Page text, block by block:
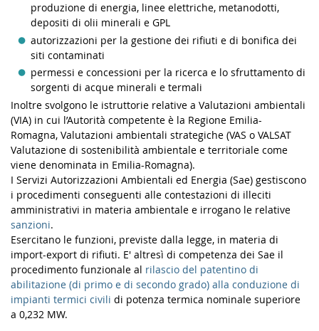
produzione di energia, linee elettriche, metanodotti,
depositi di olii minerali e GPL
autorizzazioni per la gestione dei rifiuti e di bonifica dei
siti contaminati
permessi e concessioni per la ricerca e lo sfruttamento di
sorgenti di acque minerali e termali
Inoltre svolgono le istruttorie relative a Valutazioni ambientali
(VIA) in cui l’Autorità competente è la Regione Emilia-
Romagna, Valutazioni ambientali strategiche (VAS o VALSAT
Valutazione di sostenibilità ambientale e territoriale come
viene denominata in Emilia-Romagna).
I Servizi Autorizzazioni Ambientali ed Energia (Sae) gestiscono
i procedimenti conseguenti alle contestazioni di illeciti
amministrativi in materia ambientale e irrogano le relative
sanzioni.
Esercitano le funzioni, previste dalla legge, in materia di
import-export di rifiuti. E' altresì di competenza dei Sae il
procedimento funzionale al rilascio del patentino di
abilitazione (di primo e di secondo grado) alla conduzione di
impianti termici civili di potenza termica nominale superiore
a 0,232 MW.